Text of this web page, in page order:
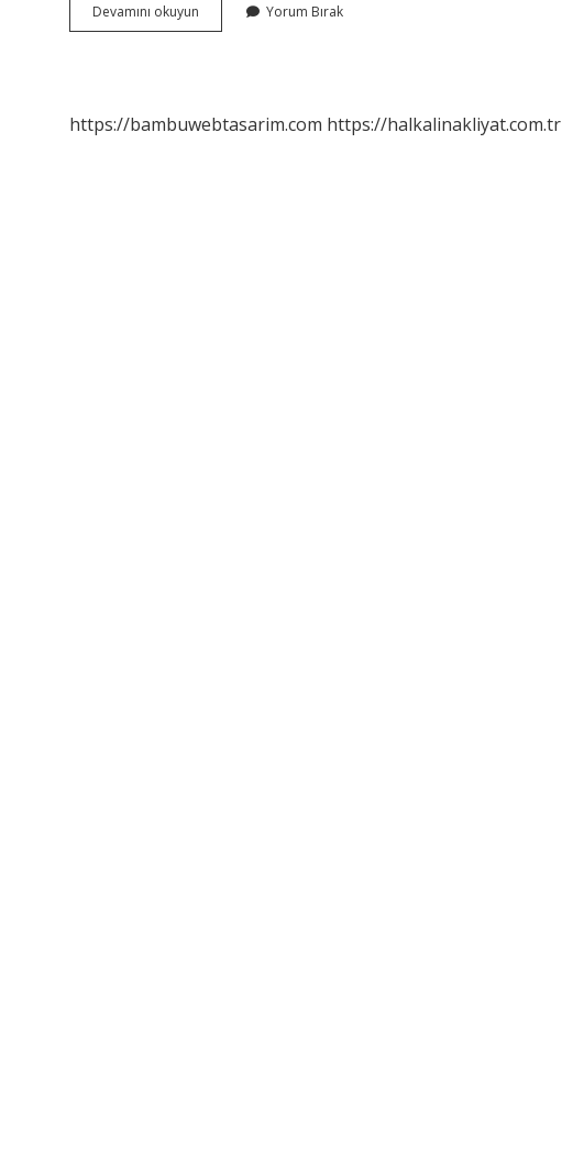
Devamını okuyun Karadağ
havalimanı
Yorum Bırak
https://bambuwebtasarim.com https://halkalinakliyat.com.tr